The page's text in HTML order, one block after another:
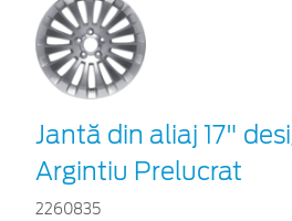
Jantă din aliaj 17"
Argintiu Prelucrat
2260835